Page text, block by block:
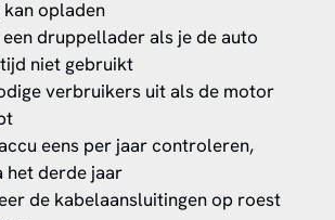
opladen
druppellader als je de auto
niet gebruikt
verbruikers uit als de motor
eens per jaar controleren,
het derde jaar
de kabelaansluitingen op roest